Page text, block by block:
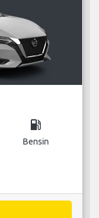
local_gas_station
Bensin